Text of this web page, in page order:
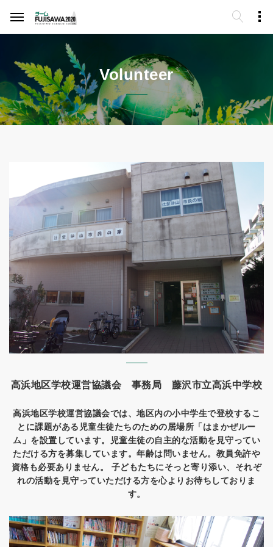
Volunteer
高浜地区学校運営協議会 事務局 藤沢市立高浜中学校
高浜地区学校運営協議会では、地区内の小中学生で登校するこ
とに課題がある児童生徒たちのための居場所「はまかぜルー
ム」を設置しています。児童生徒の自主的な活動を見守ってい
ただける方を募集しています。年齢は問いません。教員免許や
資格も必要ありません。 子どもたちにそっと寄り添い、それぞ
れの活動を見守っていただける方を心よりお待ちしておりま
す。